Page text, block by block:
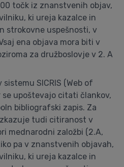
točk iz znanstvenih objav,
ki ureja kazalce in
strokovne uspešnosti, v
ena objava mora biti v
za družboslovje v 2. A
SICRIS (Web of
se upoštevajo citati člankov,
bibliografski zapis. Za
tudi citiranost v
mednarodni založbi (2.A,
pa v znanstvenih objavah,
ki ureja kazalce in